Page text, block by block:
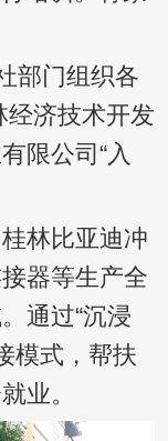
门组织各
经济技术开发
限公司“入
林比亚迪冲
器等生产全
通过“沉浸
模式，帮扶
业。